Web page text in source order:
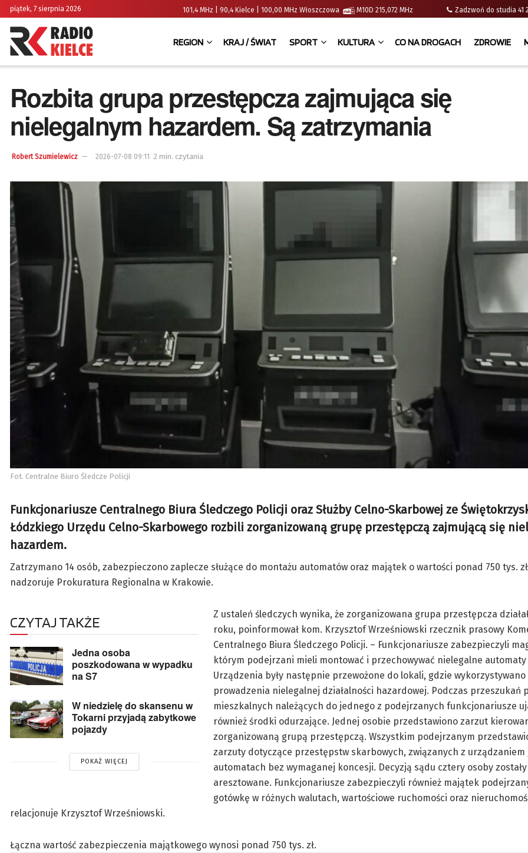
piątek, 7 sierpnia 2026 101,4 MHz | 90,4 Kielce | 100,00 MHz Włoszczowa M10D 215,072 MHz Zadzwoń do studia
REGION KRAJ / ŚWIAT SPORT KULTURA CO NA DROGACH ZDROWIE
Rozbita grupa przestępcza zajmująca się
nielegalnym hazardem. Są zatrzymania
Robert Szumielewicz 2026-07-08 09:11 2 min. czytania
Fot. Centralne Biuro Śledcze Policji
Funkcjonariusze Centralnego Biura Śledczego Policji oraz Służby Celno-Skarbowej ze
Łódzkiego Urzędu Celno-Skarbowego rozbili zorganizowaną grupę przestępczą zajmującą się
hazardem.
Zatrzymano 14 osób, zabezpieczono zaplecze służące do montażu automatów oraz majątek o wartości ponad 750 tys.
nadzoruje Prokuratura Regionalna w Krakowie.
CZYTAJ TAKŻE
Jedna osoba
poszkodowana w wypadku
na S7
W niedzielę do skansenu w
Tokarni przyjadą zabytkowe
pojazdy
POKAŻ WIĘCEJ
Z ustaleń śledczych wynika, że zorganizowana grupa przestępcza
roku, poinformował kom. Krzysztof Wrześniowski rzecznik prasowy
Centralnego Biura Śledczego Policji. – Funkcjonariusze zabezpieczyli
którym podejrzani mieli montować i przechowywać nielegalne
Urządzenia były następnie przewożone do lokali, gdzie wykorzystywano
prowadzenia nielegalnej działalności hazardowej. Podczas przeszukań
mieszkalnych należących do jednego z podejrzanych funkcjonariusze
również środki odurzające. Jednej osobie przedstawiono zarzut
zorganizowaną grupą przestępczą. Wszystkim podejrzanym
zarzuty dotyczące przestępstw skarbowych, związanych z urządzaniem
automatach bez wymaganej koncesji. Decyzją sądu cztery osoby
aresztowane. Funkcjonariusze zabezpieczyli również majątek
gotówkę w różnych walutach, wartościowe ruchomości oraz
relacjonuje Krzysztof Wrześniowski.
Łączna wartość zabezpieczenia majątkowego wynosi ponad 750 tys. zł.